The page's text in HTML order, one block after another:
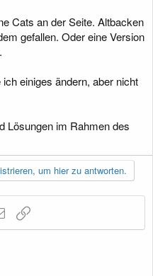
Cats an der Seite. Altbacken
gefallen. Oder eine Version
einiges ändern, aber nicht
Lösungen im Rahmen des
um hier zu antworten.
E-Mail